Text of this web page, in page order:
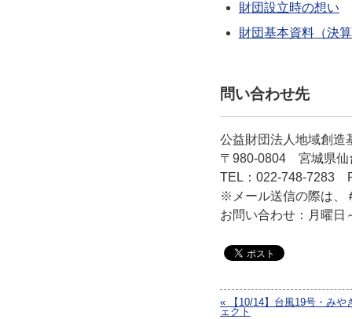
財団設立時の想い
財団基本資料（決
問い合わせ先
公益財団法人地域創造
〒980-0804 宮城県仙
TEL：022-748-7283
※メール送信の際は、
お問い合わせ：月曜
« 【10/14】台風19号・みや
ェクト